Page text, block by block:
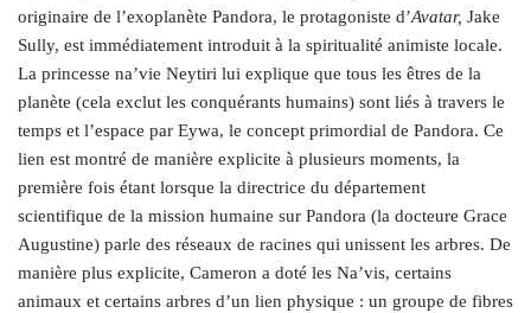
originaire de l’exoplanète Pandora, le protagoniste d’Avatar, Jake
Sully, est immédiatement introduit à la spiritualité animiste locale.
La princesse na’vie Neytiri lui explique que tous les êtres de la
planète (cela exclut les conquérants humains) sont liés à travers le
temps et l’espace par Eywa, le concept primordial de Pandora. Ce
lien est montré de manière explicite à plusieurs moments, la
première fois étant lorsque la directrice du département
scientifique de la mission humaine sur Pandora (la docteure Grace
Augustine) parle des réseaux de racines qui unissent les arbres. De
manière plus explicite, Cameron a doté les Na’vis, certains
animaux et certains arbres d’un lien physique : un groupe de fibres